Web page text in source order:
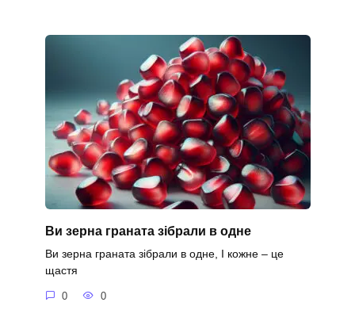
Ви зерна граната зібрали в одне
Ви зерна граната зібрали в одне, І кожне – це
щастя
0 0